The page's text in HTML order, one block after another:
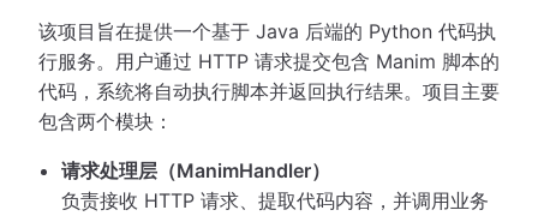
该项目旨在提供一个基于 Java 后端的 Python 代码执
行服务。用户通过 HTTP 请求提交包含 Manim 脚本的
代码，系统将自动执行脚本并返回执行结果。项目主要
包含两个模块：
请求处理层（ManimHandler）
负责接收 HTTP 请求、提取代码内容，并调用业务